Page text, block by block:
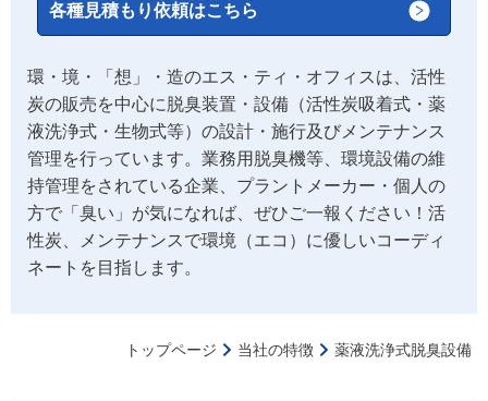
各種見積もり依頼はこちら
環・境・「想」・造のエス・ティ・オフィスは、活性
炭の販売を中心に脱臭装置・設備（活性炭吸着式・薬
液洗浄式・生物式等）の設計・施行及びメンテナンス
管理を行っています。業務用脱臭機等、環境設備の維
持管理をされている企業、プラントメーカー・個人の
方で「臭い」が気になれば、ぜひご一報ください！活
性炭、メンテナンスで環境（エコ）に優しいコーディ
ネートを目指します。
トップページ 当社の特徴 薬液洗浄式脱臭設備